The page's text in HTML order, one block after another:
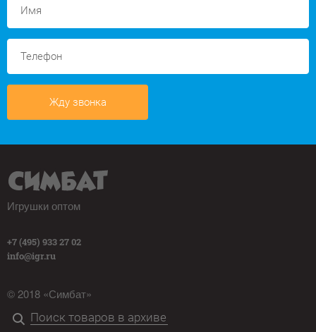
Жду звонка
Игрушки оптом
+7 (495) 933 27 02
info@igr.ru
© 2018 «Симбат»